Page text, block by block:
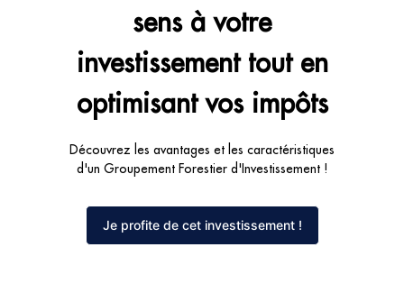
sens à votre
investissement tout en
optimisant vos impôts
Découvrez les avantages et les caractéristiques
d'un Groupement Forestier d'Investissement !
Je profite de cet investissement !